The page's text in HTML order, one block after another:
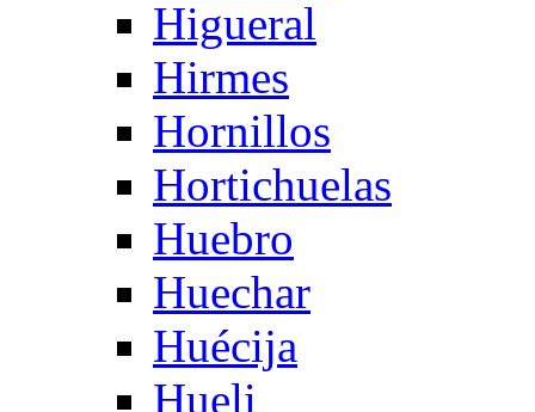
Higueral
Hirmes
Hornillos
Hortichuelas
Huebro
Huechar
Huécija
Hueli